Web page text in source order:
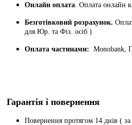
Онлайн оплата . Оплата онлайн
Безготівковий розрахунок.
для Юр. та Фіз. осіб )
Оплата частинами: Monobank,
Гарантія і повернення
Повернення протягом 14 днів (